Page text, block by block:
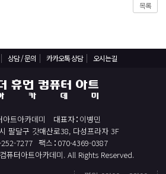
목록
상담 / 문의 카카오톡 상담 오시는길
트아카데미 대표자 이병민
팔달구 갓매산로38, 다성프라자 3F
7277 팩스 070-4369-0387
터아트아카데미. All Rights Reserved.
계1급/전산세무2급/FAT1급/TAT2급]
증 취득과정
1급)
득과정
득과정